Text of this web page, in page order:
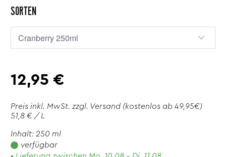
SORTEN
12,95 €
Preis inkl. MwSt. zzgl. Versand (kostenlos ab 49,95€)
51,8 € / L
Inhalt: 250 ml
verfügbar